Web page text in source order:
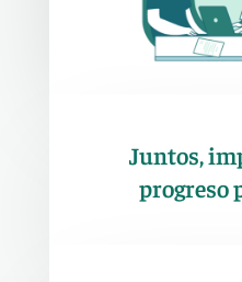
Juntos,
progreso